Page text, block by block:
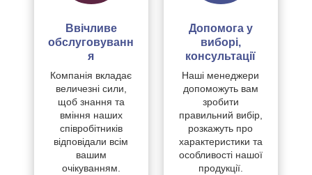
Ввічливе
обслуговуванн
я
Компанія вкладає
величезні сили,
щоб знання та
вміння наших
співробітників
відповідали всім
вашим
очікуванням.
Допомога у
виборі,
консультації
Наші менеджери
допоможуть вам
зробити
правильний вибір,
розкажуть про
характеристики та
особливості нашої
продукції.